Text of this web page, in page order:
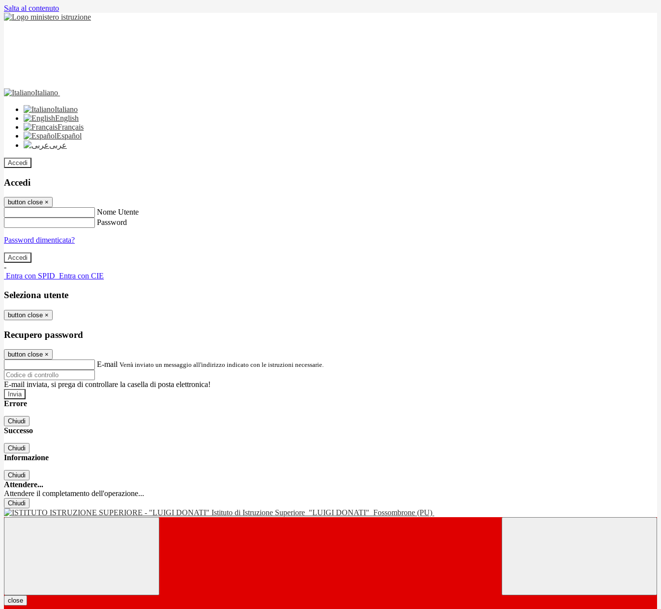
Salta al contenuto
Italiano
Italiano
English
Français
Español
عربى
Accedi
Accedi
button close ×
Nome Utente
Password
Password dimenticata?
-
Entra con SPID Entra con CIE
Seleziona utente
button close ×
Recupero password
button close ×
E-mail Verrà inviato un messaggio all'indirizzo indicato con le istruzioni necessarie.
E-mail inviata, si prega di controllare la casella di posta elettronica!
Errore
Chiudi
Successo
Chiudi
Informazione
Chiudi
Attendere...
Attendere il completamento dell'operazione...
Chiudi
Istituto di Istruzione Superiore "LUIGI DONATI" Fossombrone (PU)
close